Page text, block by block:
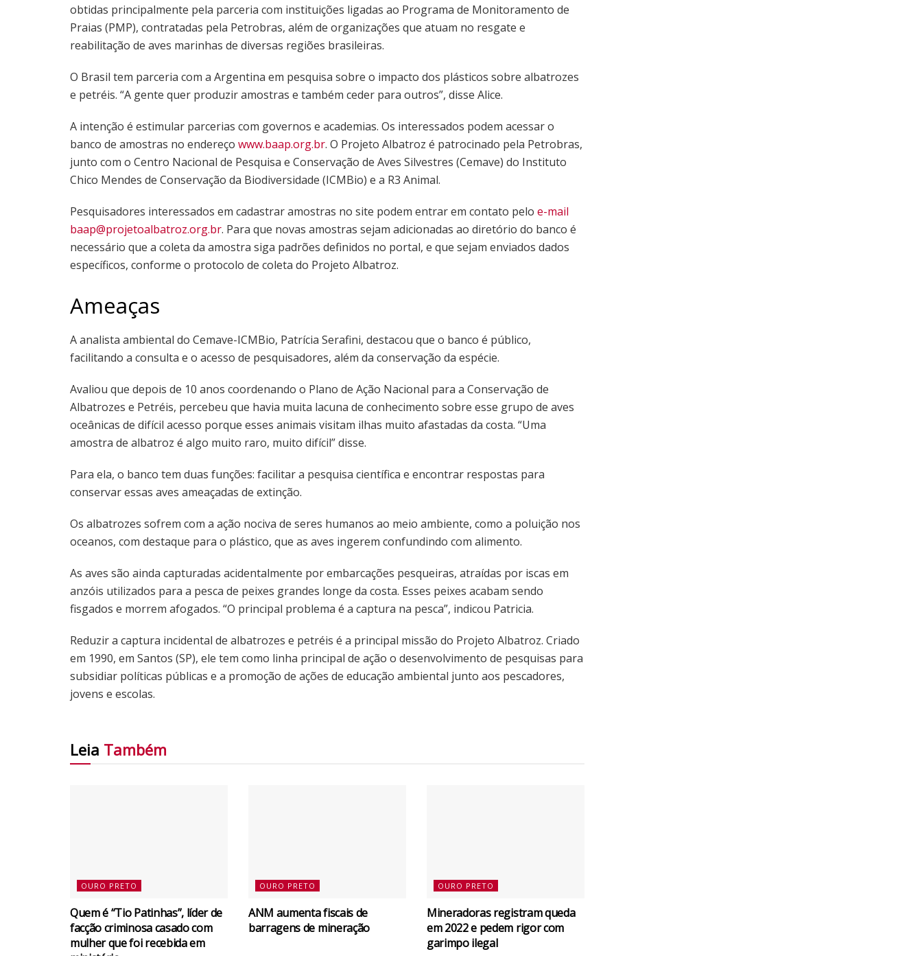
obtidas principalmente pela parceria com instituições ligadas ao Programa de Monitoramento de
Praias (PMP), contratadas pela Petrobras, além de organizações que atuam no resgate e
reabilitação de aves marinhas de diversas regiões brasileiras.
O Brasil tem parceria com a Argentina em pesquisa sobre o impacto dos plásticos sobre albatrozes
e petréis. “A gente quer produzir amostras e também ceder para outros”, disse Alice.
A intenção é estimular parcerias com governos e academias. Os interessados podem acessar o
banco de amostras no endereço www.baap.org.br. O Projeto Albatroz é patrocinado pela Petrobras,
junto com o Centro Nacional de Pesquisa e Conservação de Aves Silvestres (Cemave) do Instituto
Chico Mendes de Conservação da Biodiversidade (ICMBio) e a R3 Animal.
Pesquisadores interessados em cadastrar amostras no site podem entrar em contato pelo e-mail
baap@projetoalbatroz.org.br. Para que novas amostras sejam adicionadas ao diretório do banco é
necessário que a coleta da amostra siga padrões definidos no portal, e que sejam enviados dados
específicos, conforme o protocolo de coleta do Projeto Albatroz.
Ameaças
A analista ambiental do Cemave-ICMBio, Patrícia Serafini, destacou que o banco é público,
facilitando a consulta e o acesso de pesquisadores, além da conservação da espécie.
Avaliou que depois de 10 anos coordenando o Plano de Ação Nacional para a Conservação de
Albatrozes e Petréis, percebeu que havia muita lacuna de conhecimento sobre esse grupo de aves
oceânicas de difícil acesso porque esses animais visitam ilhas muito afastadas da costa. “Uma
amostra de albatroz é algo muito raro, muito difícil” disse.
Para ela, o banco tem duas funções: facilitar a pesquisa científica e encontrar respostas para
conservar essas aves ameaçadas de extinção.
Os albatrozes sofrem com a ação nociva de seres humanos ao meio ambiente, como a poluição nos
oceanos, com destaque para o plástico, que as aves ingerem confundindo com alimento.
As aves são ainda capturadas acidentalmente por embarcações pesqueiras, atraídas por iscas em
anzóis utilizados para a pesca de peixes grandes longe da costa. Esses peixes acabam sendo
fisgados e morrem afogados. “O principal problema é a captura na pesca”, indicou Patricia.
Reduzir a captura incidental de albatrozes e petréis é a principal missão do Projeto Albatroz. Criado
em 1990, em Santos (SP), ele tem como linha principal de ação o desenvolvimento de pesquisas para
subsidiar políticas públicas e a promoção de ações de educação ambiental junto aos pescadores,
jovens e escolas.
Leia Também
OURO PRETO
Quem é “Tio Patinhas”, líder de
facção criminosa casado com
mulher que foi recebida em
OURO PRETO
ANM aumenta fiscais de
barragens de mineração
OURO PRETO
Mineradoras registram queda
em 2022 e pedem rigor com
garimpo ilegal